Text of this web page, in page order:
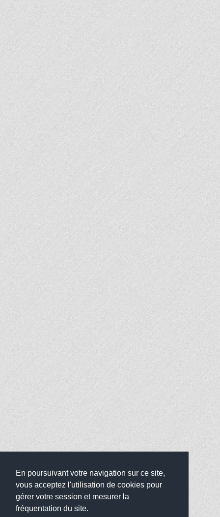
En poursuivant votre navigation sur ce site,
vous acceptez l'utilisation de cookies pour
gérer votre session et mesurer la
fréquentation du site.